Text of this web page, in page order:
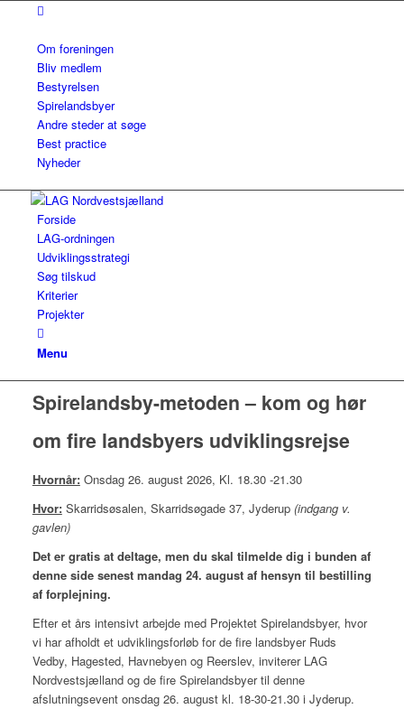
Om foreningen
Bliv medlem
Bestyrelsen
Spirelandsbyer
Andre steder at søge
Best practice
Nyheder
Forside
LAG-ordningen
Udviklingsstrategi
Søg tilskud
Kriterier
Projekter
Menu
Spirelandsby-metoden – kom og hør
om fire landsbyers udviklingsrejse
Hvornår: Onsdag 26. august 2026, Kl. 18.30 -21.30
Hvor: Skarridsøsalen, Skarridsøgade 37, Jyderup (indgang v.
gavlen)
Det er gratis at deltage, men du skal tilmelde dig i bunden af
denne side senest mandag 24. august af hensyn til bestilling
af forplejning.
Efter et års intensivt arbejde med Projektet Spirelandsbyer, hvor
vi har afholdt et udviklingsforløb for de fire landsbyer Ruds
Vedby, Hagested, Havnebyen og Reerslev, inviterer LAG
Nordvestsjælland og de fire Spirelandsbyer til denne
afslutningsevent onsdag 26. august kl. 18-30-21.30 i Jyderup.